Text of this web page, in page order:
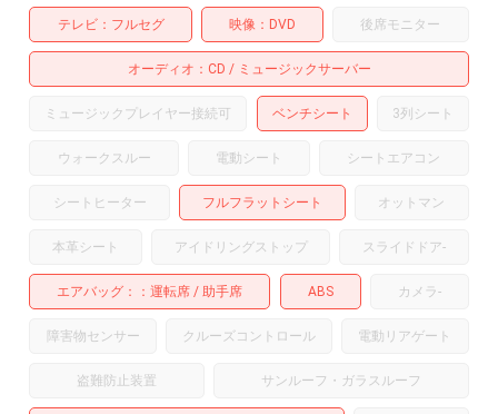
テレビ フルセグ 映像 DVD 後席モニター
オーディオ CD ミュージックサーバー
ミュージックプレイヤー接続可 ベンチシート 3列シート
ウォークスルー 電動シート シートエアコン
シートヒーター フルフラットシート オットマン
本革シート アイドリングストップ スライドドア-
エアバッグ： 運転席 助手席 ABS カメラ-
障害物センサー クルーズコントロール 電動リアゲート
盗難防止装置 サンルーフ・ガラスルーフ